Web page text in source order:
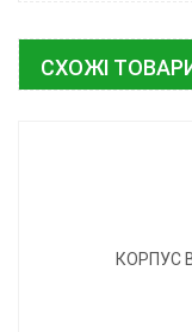
СХОЖІ
КОРПУС